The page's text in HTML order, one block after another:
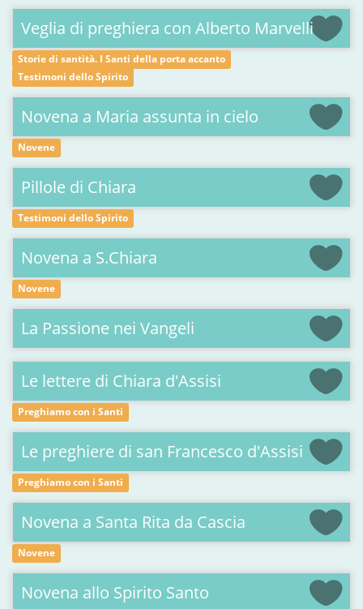
Veglia di preghiera con Alberto Marvelli
Storie di santità. I Santi della porta accanto
Testimoni dello Spirito
Novena a Maria assunta in cielo
Novene
Pillole di Chiara
Testimoni dello Spirito
Novena a S.Chiara
Novene
La Passione nei Vangeli
Le lettere di Chiara d'Assisi
Preghiamo con i Santi
Le preghiere di san Francesco d'Assisi
Preghiamo con i Santi
Novena a Santa Rita da Cascia
Novene
Novena allo Spirito Santo